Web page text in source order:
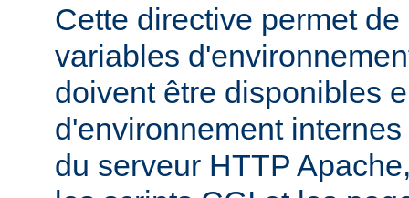
Cette directive permet
variables
doivent être disponibles
d'environnement
du serveur HTTP